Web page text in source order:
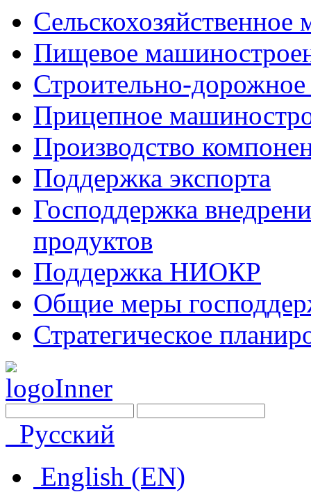
Пищевое
Строительно-
Прицепное
Производство
Поддержка экспорта
Господдержка
продуктов
Поддержка НИОКР
Общие меры
Стратегическое
Русский
English (EN)